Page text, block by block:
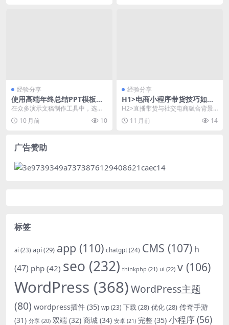
经验分享
使用高端年终总结PPT模板提
升演示效果
在众多演示文稿制作工具中，选择
一个合适的模板对于提升年终总结
的视觉效果和专业度至...
10 月前 10
经验分享
H1>电商小程序带货技巧如何
实现高效直播带货与社交电商
转化
H2>直播带货与社交电商融合背景
下的核心需求分析 H3>当前用户搜
索...11 月前 14
广告赞助
标签
ai (23) api(29) app (110) chatgpt(24) CMS (107) h
(47) php (42) seo (232) thinkphp (21) ui (22) v (106)
WordPress (368)WordPress主题
(80) wordpress插件 (35) wp (23) 下载(28) 优化(28) 传奇手游
(31) 分享 (20) 双端 (32) 商城 (34) 安卓 (21) 完整 (35) 小程序(56)